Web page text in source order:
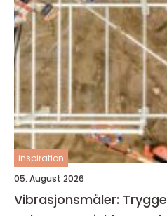
inspiration
05. August 2026
Vibrasjonsmåler: